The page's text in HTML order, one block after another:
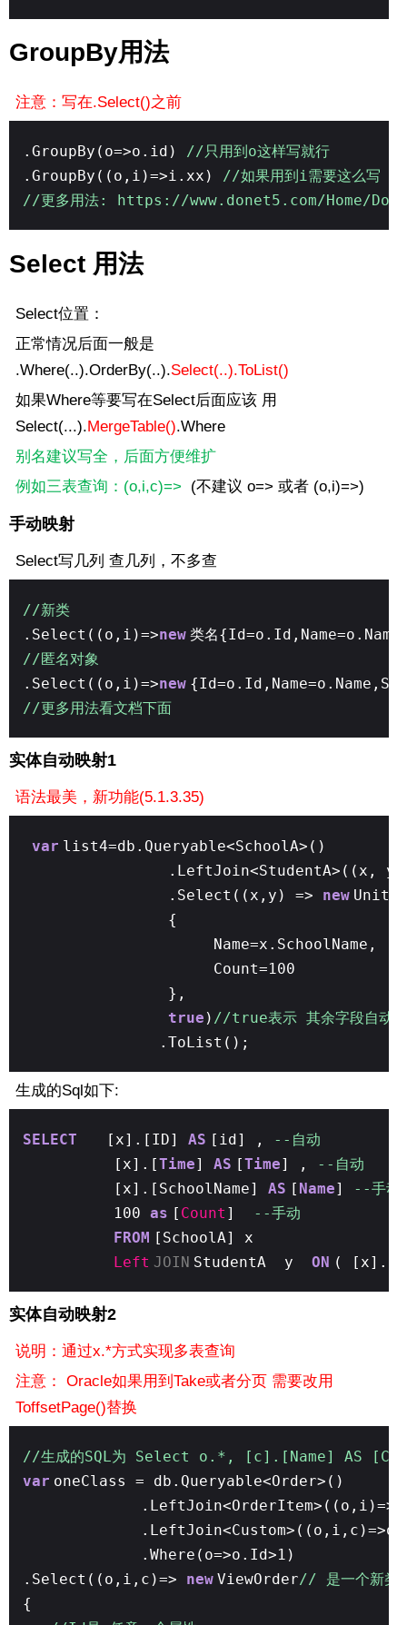
GroupBy用法
注意：写在.Select()之前
.GroupBy(o=>o.id) //只用到o这样写就行
.GroupBy((o,i)=>i.xx) //如果用到i需要这么写
//更多用法: https://www.donet5.com/Home/
Select 用法
Select位置：
正常情况后面一般是
.Where(..).OrderBy(..).Select(..).ToList()
如果Where等要写在Select后面应该 用
Select(...).MergeTable().Where
别名建议写全，后面方便维扩
例如三表查询：(o,i,c)=>(不建议 o=> 或者 (o,i)=>)
手动映射
Select写几列 查几列，不多查
//新类
.Select((o,i)=>new 类名
//匿名对象
.Select((o,i)=>new
//更多用法看文档下面
实体自动映射1
语法最美，新功能(5.1.3.35)
var list4=db.Queryable<SchoolA>()
.LeftJoin<StudentA>((x,
.Select((x,y) => new
{
Name=x.SchoolName,
Count=100
},
true ) //true表示 其余字段自动映
.ToList();
生成的Sql如下:
SELECT [x].[ID] AS [id] ,
--自动
[x].[Time] AS [Time] ,
--自动
[x].[SchoolName] AS [ Name]
--手
100 as [ Count ]
--手动
FROM [SchoolA] x
Left JOIN StudentA y ON (
实体自动映射2
说明：通过x.*方式实现多表查询
注意： Oracle如果用到Take或者分页 需要改用
ToffsetPage()替换
//生成的SQL为 Select o.*, [c].[Name] AS
var oneClass = db.Queryable<Order>()
.Where(o=>o.Id>1)
.Select((o,i,c)=> new ViewOrder// 是一个新类
{